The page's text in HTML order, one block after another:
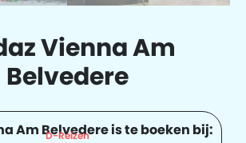
Vienna Am
Belvedere
Am Belvedere is te boeken bij:
D-Reizen